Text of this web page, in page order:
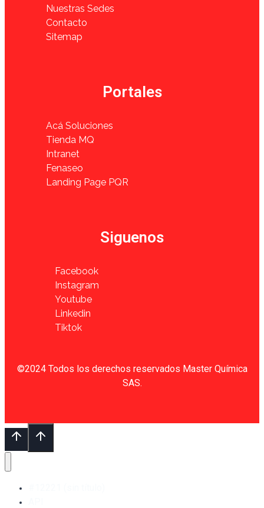
Nuestras Sedes
Contacto
Sitemap
Portales
Acá Soluciones
Tienda MQ
Intranet
Fenaseo
Landing Page PQR
Siguenos
Facebook
Instagram
Youtube
Linkedin
Tiktok
©2024 Todos los derechos reservados Master Química
SAS.